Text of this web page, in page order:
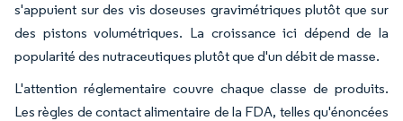
s'appuient sur des vis doseuses gravimétriques plutôt que sur
des pistons volumétriques. La croissance ici dépend de la
popularité des nutraceutiques plutôt que d'un débit de masse.
L'attention réglementaire couvre chaque classe de produits.
Les règles de contact alimentaire de la FDA, telles qu'énoncées